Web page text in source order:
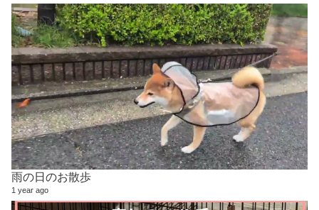
雨の日のお散歩
1 year ago